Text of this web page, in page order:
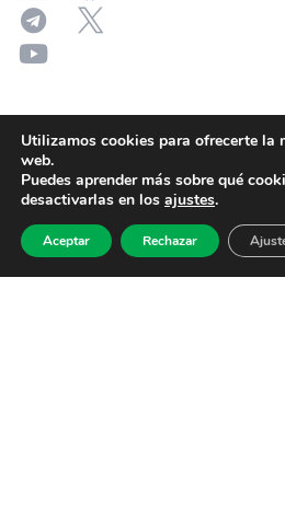
Utilizamos cookies para ofrecerte la
web.
Puedes aprender más sobre qué
desactivarlas en los ajustes.
Aceptar Rechazar